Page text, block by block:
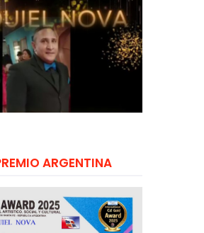
ARGENTINA